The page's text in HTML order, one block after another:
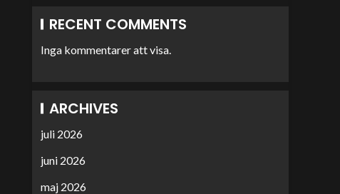
RECENT COMMENTS
Inga kommentarer att visa.
ARCHIVES
juli 2026
juni 2026
maj 2026